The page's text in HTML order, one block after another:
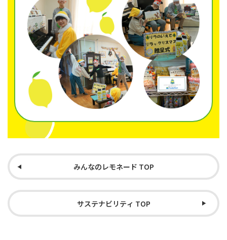
みんなのレモネード TOP
サステナビリティ TOP